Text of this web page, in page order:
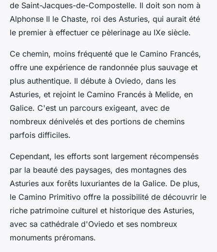
de Saint-Jacques-de-Compostelle. Il doit son nom à
Alphonse II le Chaste, roi des Asturies, qui aurait été
le premier à effectuer ce pèlerinage au IXe siècle.
Ce chemin, moins fréquenté que le Camino Francés,
offre une expérience de randonnée plus sauvage et
plus authentique. Il débute à Oviedo, dans les
Asturies, et rejoint le Camino Francés à Melide, en
Galice. C'est un parcours exigeant, avec de
nombreux dénivelés et des portions de chemins
parfois difficiles.
Cependant, les efforts sont largement récompensés
par la beauté des paysages, des montagnes des
Asturies aux forêts luxuriantes de la Galice. De plus,
le Camino Primitivo offre la possibilité de découvrir le
riche patrimoine culturel et historique des Asturies,
avec sa cathédrale d'Oviedo et ses nombreux
monuments préromans.